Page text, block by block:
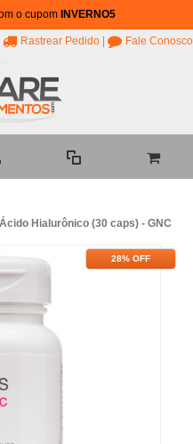
o cupom INVERNO5
Rastrear Pedido Fale Conosco
Hialurônico (30 caps) - GNC
28% OFF